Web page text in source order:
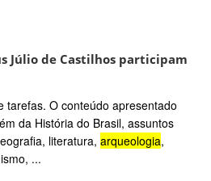
Júlio de Castilhos participam
tarefas. O conteúdo apresentado
da História do Brasil, assuntos
literatura, arqueologia,
...